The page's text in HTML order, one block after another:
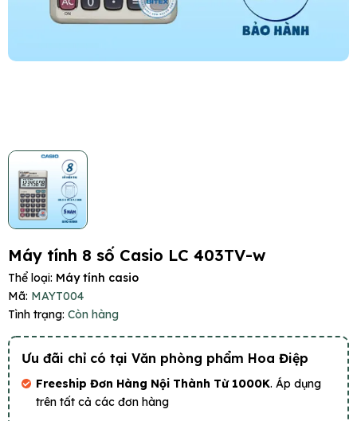
Máy tính 8 số Casio LC 403TV-w
Thể loại: Máy tính casio
Mã: MAYT004
Tình trạng: Còn hàng
Ưu đãi chỉ có tại Văn phòng phẩm Hoa Điệp
Freeship Đơn Hàng Nội Thành Từ 1000K. Áp dụng
trên tất cả các đơn hàng